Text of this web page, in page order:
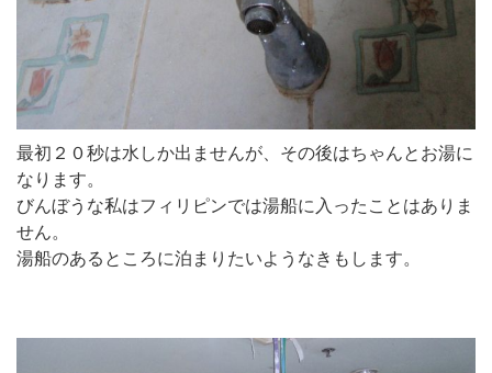
最初２０秒は水しか出ませんが、その後はちゃんとお湯に
なります。
びんぼうな私はフィリピンでは湯船に入ったことはありま
せん。
湯船のあるところに泊まりたいようなきもします。